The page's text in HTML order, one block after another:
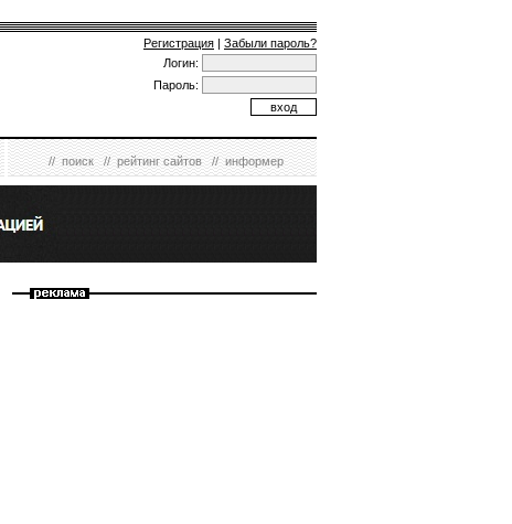
Регистрация | Забыли пароль?
Логин:
Пароль:
//поиск//рейтинг сайтов//информер